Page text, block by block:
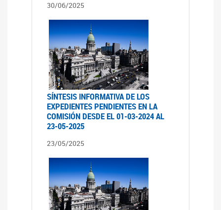
30/06/2025
SÍNTESIS INFORMATIVA DE LOS
EXPEDIENTES PENDIENTES EN LA
COMISIÓN DESDE EL 01-03-2024 AL
23-05-2025
23/05/2025